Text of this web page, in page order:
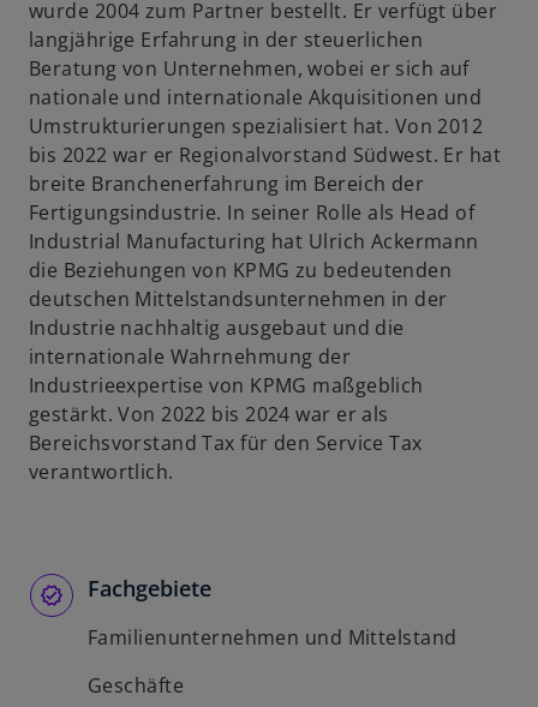
wurde 2004 zum Partner bestellt. Er verfügt über
langjährige Erfahrung in der steuerlichen
Beratung von Unternehmen, wobei er sich auf
nationale und internationale Akquisitionen und
Umstrukturierungen spezialisiert hat. Von 2012
bis 2022 war er Regionalvorstand Südwest. Er hat
breite Branchenerfahrung im Bereich der
Fertigungsindustrie. In seiner Rolle als Head of
Industrial Manufacturing hat Ulrich Ackermann
die Beziehungen von KPMG zu bedeutenden
deutschen Mittelstandsunternehmen in der
Industrie nachhaltig ausgebaut und die
internationale Wahrnehmung der
Industrieexpertise von KPMG maßgeblich
gestärkt. Von 2022 bis 2024 war er als
Bereichsvorstand Tax für den Service Tax
verantwortlich.
Fachgebiete
Familienunternehmen und Mittelstand
Geschäfte